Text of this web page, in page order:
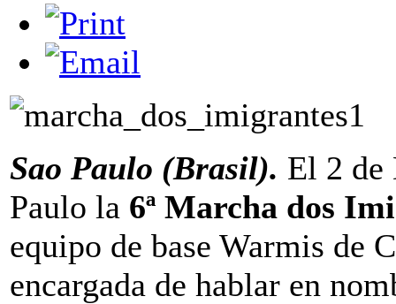
Sao Paulo (Brasil). El 2 de
Paulo la 6ª Marcha dos
equipo de base Warmis de
encargada de hablar en